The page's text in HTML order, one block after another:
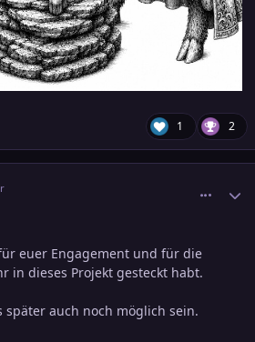
1 2
euer Engagement und für die
in dieses Projekt gesteckt habt.
später auch noch möglich sein.